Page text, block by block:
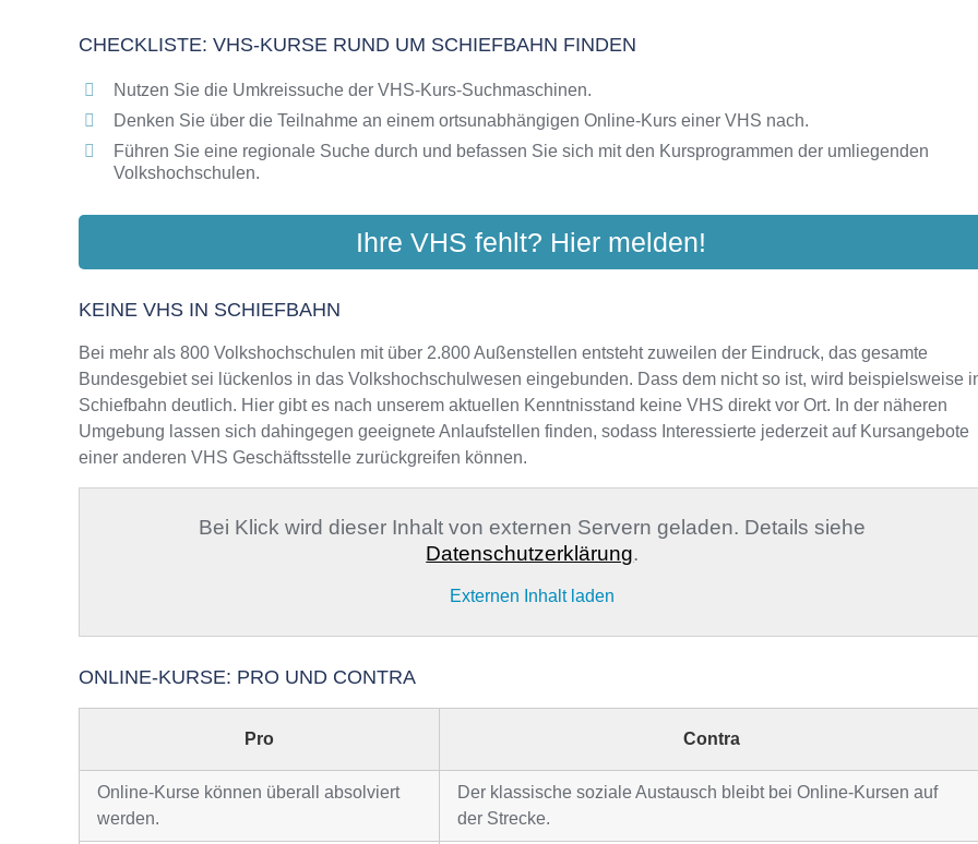
CHECKLISTE: VHS-KURSE RUND UM SCHIEFBAHN FINDEN
Nutzen Sie die Umkreissuche der VHS-Kurs-Suchmaschinen.
Denken Sie über die Teilnahme an einem ortsunabhängigen Online-Kurs einer VHS nach.
Führen Sie eine regionale Suche durch und befassen Sie sich mit den Kursprogrammen der umliegenden
Volkshochschulen.
Ihre VHS fehlt? Hier melden!
KEINE VHS IN SCHIEFBAHN
Bei mehr als 800 Volkshochschulen mit über 2.800 Außenstellen entsteht zuweilen der Eindruck, das gesamte
Bundesgebiet sei lückenlos in das Volkshochschulwesen eingebunden. Dass dem nicht so ist, wird beispielsweise
Schiefbahn deutlich. Hier gibt es nach unserem aktuellen Kenntnisstand keine VHS direkt vor Ort. In der näheren
Umgebung lassen sich dahingegen geeignete Anlaufstellen finden, sodass Interessierte jederzeit auf Kursangebote
einer anderen VHS Geschäftsstelle zurückgreifen können.
Bei Klick wird dieser Inhalt von externen Servern geladen. Details siehe
Datenschutzerklärung.
Externen Inhalt laden
ONLINE-KURSE: PRO UND CONTRA
Pro Contra
Online-Kurse können überall absolviert
werden.
Der klassische soziale Austausch bleibt bei Online-Kursen auf
der Strecke.